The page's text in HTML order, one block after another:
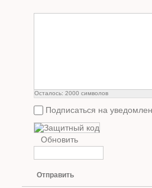
Осталось: 2000 символов
Подписаться на
Обновить
Отправить